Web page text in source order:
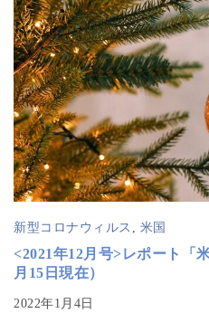
新型コロナウィルス , 米国
<2021年12月号>レポート「
月15日現在）